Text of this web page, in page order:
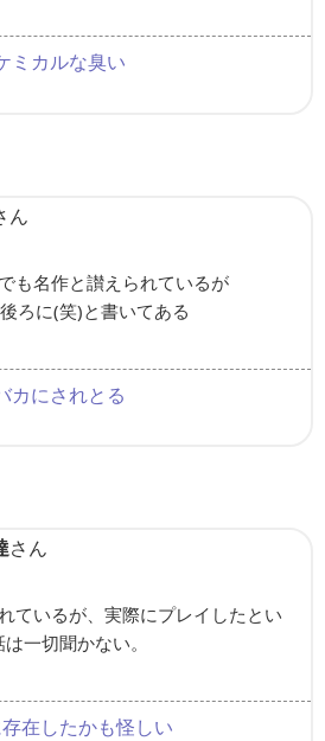
ミカルな臭い
ん
も名作と讃えられているが
ろに(笑)と書いてある
カにされとる
さん
ているが、実際にプレイしたとい
は一切聞かない。
在したかも怪しい